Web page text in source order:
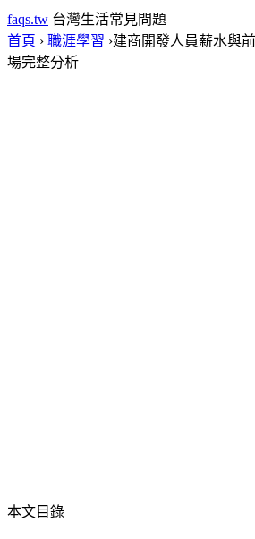
faqs.tw 台灣生活常見問題
首頁 › 職涯學習 ›建商開發人員薪水與
場完整分析
本文目錄